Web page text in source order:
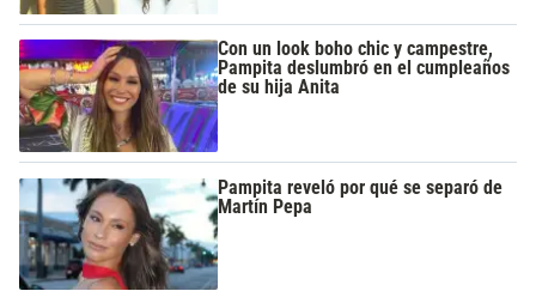
Con un look boho chic y campestre,
Pampita deslumbró en el cumpleaños
de su hija Anita
Pampita reveló por qué se separó de
Martín Pepa